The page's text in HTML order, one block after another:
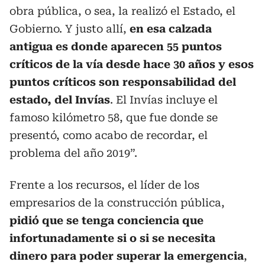
obra pública, o sea, la realizó el Estado, el
Gobierno. Y justo allí, en esa calzada
antigua es donde aparecen 55 puntos
críticos de la vía desde hace 30 años y esos
puntos críticos son responsabilidad del
estado, del Invías. El Invías incluye el
famoso kilómetro 58, que fue donde se
presentó, como acabo de recordar, el
problema del año 2019”.
Frente a los recursos, el líder de los
empresarios de la construcción pública,
pidió que se tenga conciencia que
infortunadamente si o si se necesita
dinero para poder superar la emergencia,